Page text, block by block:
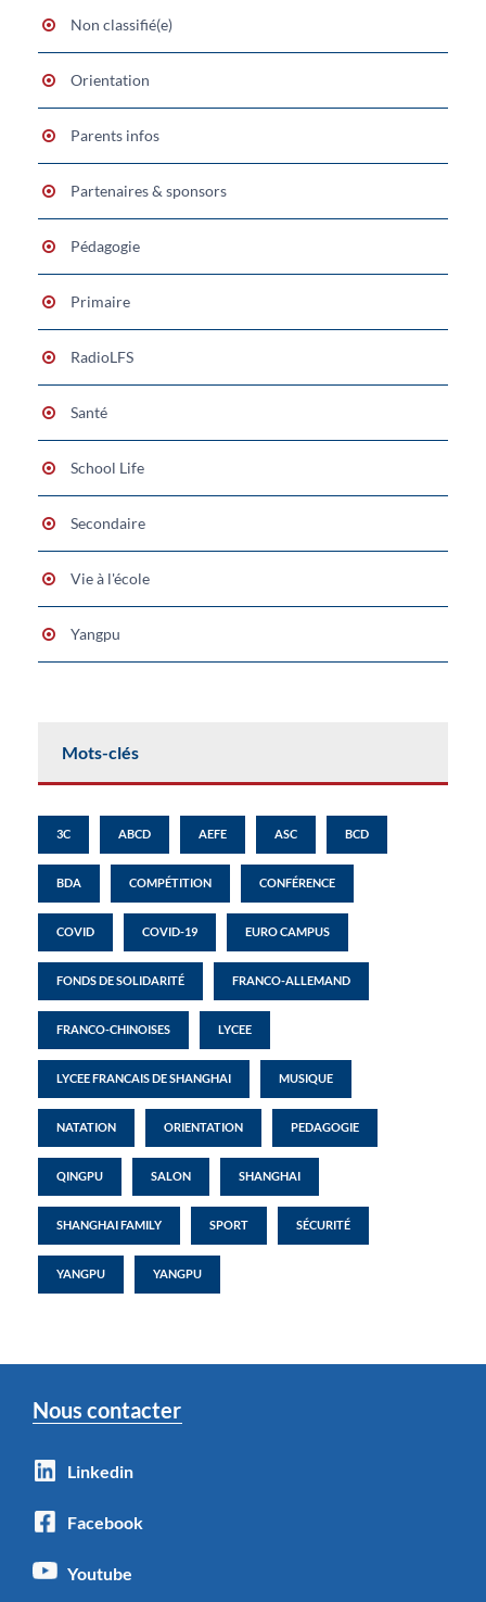
Non classifié(e)
Orientation
Parents infos
Partenaires & sponsors
Pédagogie
Primaire
RadioLFS
Santé
School Life
Secondaire
Vie à l'école
Yangpu
Mots-clés
3C ABCD AEFE ASC BCD
BDA COMPÉTITION CONFÉRENCE
COVID COVID-19 EURO CAMPUS
FONDS DE SOLIDARITÉ FRANCO-ALLEMAND
FRANCO-CHINOISES LYCEE
LYCEE FRANCAIS DE SHANGHAI MUSIQUE
NATATION ORIENTATION PEDAGOGIE
QINGPU SALON SHANGHAI
SHANGHAI FAMILY SPORT SÉCURITÉ
YANGPU YANGPU
Nous contacter
Linkedin
Facebook
Youtube